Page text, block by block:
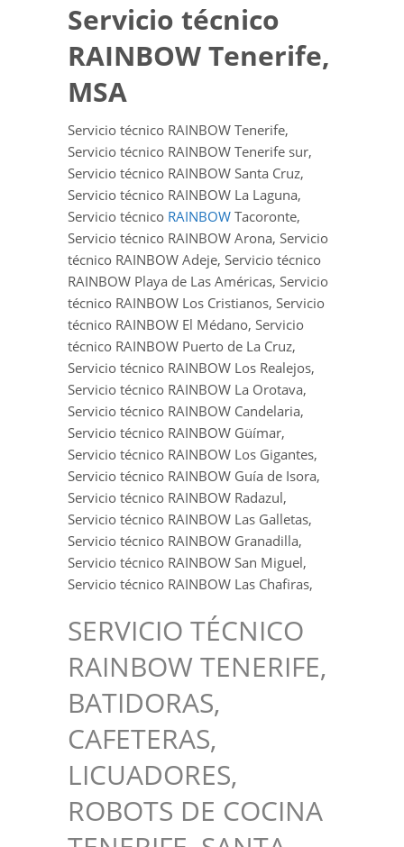
Servicio técnico
RAINBOW Tenerife,
MSA
Servicio técnico RAINBOW Tenerife,
Servicio técnico RAINBOW Tenerife sur,
Servicio técnico RAINBOW Santa Cruz,
Servicio técnico RAINBOW La Laguna,
Servicio técnico RAINBOW Tacoronte,
Servicio técnico RAINBOW Arona, Servicio
técnico RAINBOW Adeje, Servicio técnico
RAINBOW Playa de Las Américas, Servicio
técnico RAINBOW Los Cristianos, Servicio
técnico RAINBOW El Médano, Servicio
técnico RAINBOW Puerto de La Cruz,
Servicio técnico RAINBOW Los Realejos,
Servicio técnico RAINBOW La Orotava,
Servicio técnico RAINBOW Candelaria,
Servicio técnico RAINBOW Güímar,
Servicio técnico RAINBOW Los Gigantes,
Servicio técnico RAINBOW Guía de Isora,
Servicio técnico RAINBOW Radazul,
Servicio técnico RAINBOW Las Galletas,
Servicio técnico RAINBOW Granadilla,
Servicio técnico RAINBOW San Miguel,
Servicio técnico RAINBOW Las Chafiras,
SERVICIO TÉCNICO
RAINBOW TENERIFE,
BATIDORAS,
CAFETERAS,
LICUADORES,
ROBOTS DE COCINA